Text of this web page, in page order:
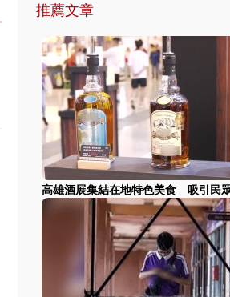
推薦文章
高雄酒展集結在地特色美食 吸引民